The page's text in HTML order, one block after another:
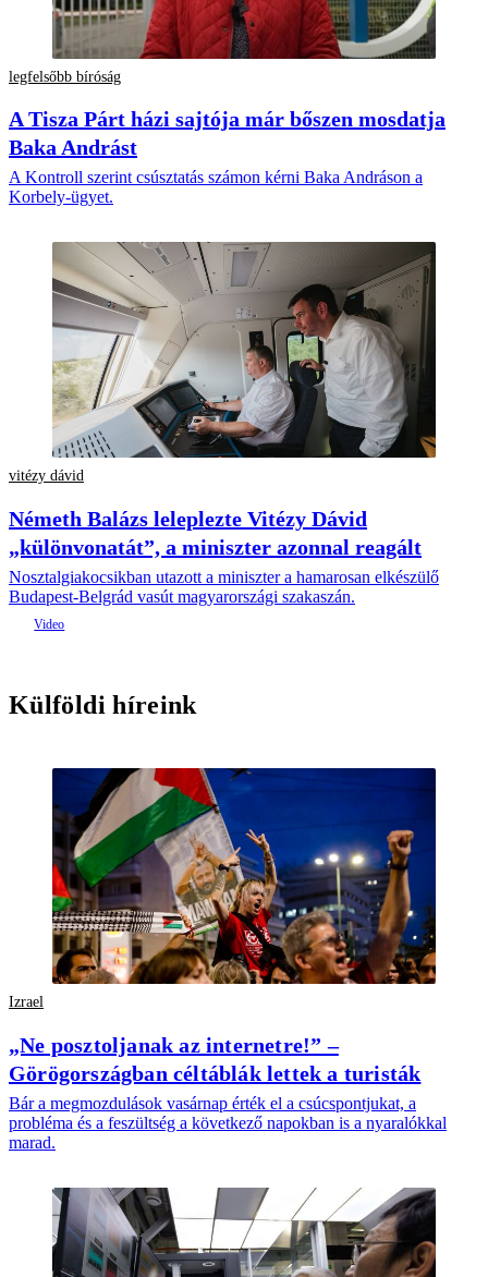
legfelsőbb bíróság
A Tisza Párt házi sajtója már bőszen mosdatja
Baka Andrást
A Kontroll szerint csúsztatás számon kérni Baka Andráson a
Korbely-ügyet.
vitézy dávid
Németh Balázs leleplezte Vitézy Dávid
„különvonatát”, a miniszter azonnal reagált
Nosztalgiakocsikban utazott a miniszter a hamarosan elkészülő
Budapest-Belgrád vasút magyarországi szakaszán.
Külföldi híreink
Izrael
„Ne posztoljanak az internetre!” –
Görögországban céltáblák lettek a turisták
Bár a megmozdulások vasárnap érték el a csúcspontjukat, a
probléma és a feszültség a következő napokban is a nyaralókkal
marad.